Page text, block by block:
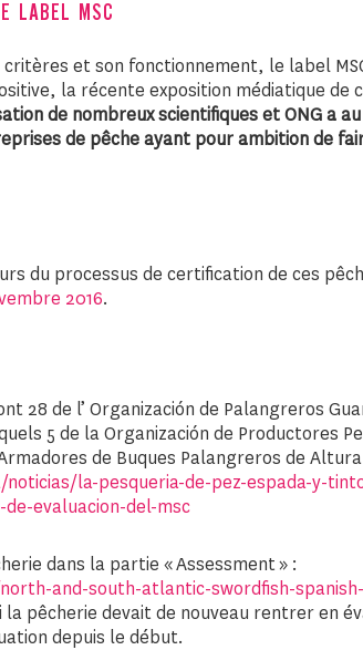
LABEL MSC
et son fonctionnement, le label
la récente exposition médiatique de
de nombreux scientifiques et ONG a
de pêche ayant pour ambition de
du processus de certification de ces
2016.
28 de l’ Organización de Palangreros
5 de la Organización de Productores
de Buques Palangreros de
la-pesqueria-de-pez-espada-y-
evaluacion-del-msc
dans la partie « Assessment » :
and-south-atlantic-swordfish-
la pêcherie devait de nouveau rentrer en
depuis le début.